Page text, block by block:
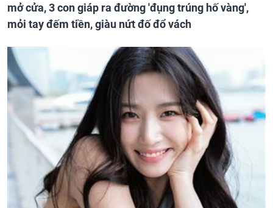
mở cửa, 3 con giáp ra đường 'đụng trúng hố vàng',
mỏi tay đếm tiền, giàu nứt đố đổ vách